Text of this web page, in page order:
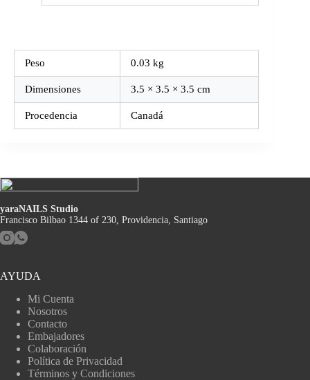
Peso 0.03 kg
Dimensiones 3.5 × 3.5 × 3.5 cm
Procedencia Canadá
yaraNAILS Studio
Francisco Bilbao 1344 of 230, Providencia, Santiago
AYUDA
Mi Cuenta
Nosotros
Contacto
Embajadores
Colaboración
Política de Privacidad
Términos y Condiciones